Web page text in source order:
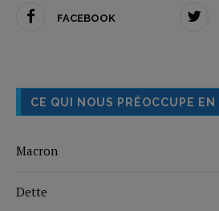
FACEBOOK
CE QUI NOUS PRÉOCCUPE
Macron
Dette